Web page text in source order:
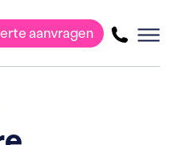
aanvragen